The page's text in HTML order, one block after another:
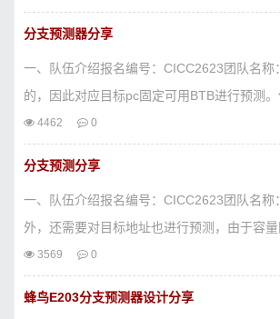
分支预测器分享
一、队伍介绍报名编号：CICC2623团队名
的，因此对应目标pc固定可用BTB进行预测
4462 0
分支预测分享
一、队伍介绍报名编号：CICC2623团队名
外，还需要对目标地址也进行预测，由于容
3569 0
蜂鸟E203分支预测器设计分享